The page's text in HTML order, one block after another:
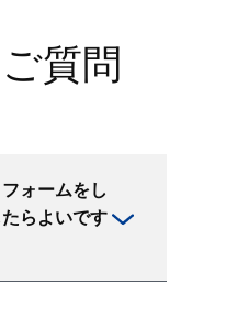
質問
ォームをし
らよいです